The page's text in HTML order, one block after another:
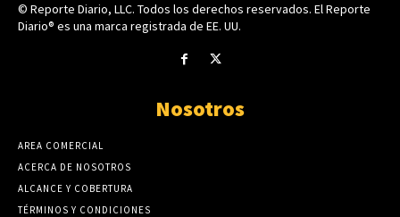
© Reporte Diario, LLC. Todos los derechos reservados. El Reporte
Diario® es una marca registrada de EE. UU.
Nosotros
AREA COMERCIAL
ACERCA DE NOSOTROS
ALCANCE Y COBERTURA
TÉRMINOS Y CONDICIONES